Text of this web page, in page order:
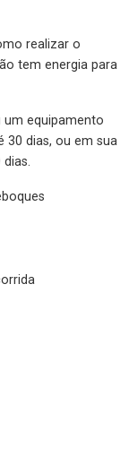
realizar o
tem energia para
um equipamento
30 dias, ou em sua